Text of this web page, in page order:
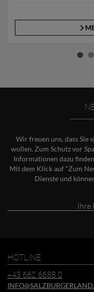
Wir freuen uns, dass Sie
wollen. Zum Schutz vor
Informationen dazu
Mit dem Klick auf "Zum
Dienste und
HOTLINE
+43 662 6688 0